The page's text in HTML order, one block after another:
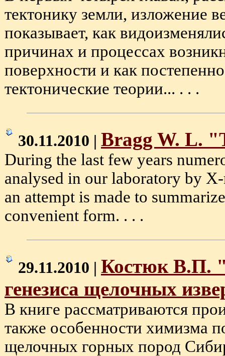
тектонику земли, изложение
показывает, как
причинах и процессах
поверхности и как
тектонические теории... . . .
30.11.2010 | Bragg W. L.
During the last few years
analysed in our laboratory by
an attempt is made to
convenient form. . . .
29.11.2010 | Костюк В.П.
генезиса щелочных
В книге рассматриваются
также особенности химизма
щелочных горных пород